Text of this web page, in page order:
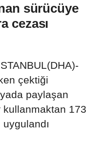
sürücüye
cezası
çektiği
paylaşan
173